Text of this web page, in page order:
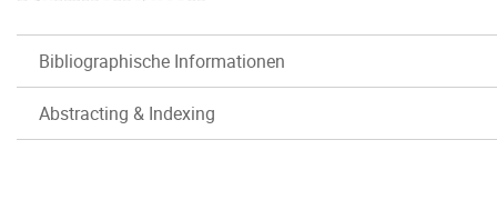
Bibliographische Informationen
Abstracting & Indexing